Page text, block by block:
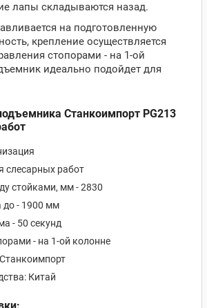
лапы складываются назад.
на подготовленную
крепление осуществляется
стопорами - на 1-ой
идеально подойдет для
Станкоимпорт PG213
слесарных работ
стойками, мм - 2830
до - 1900 мм
- 50 секунд
- на 1-ой колонне
Китай